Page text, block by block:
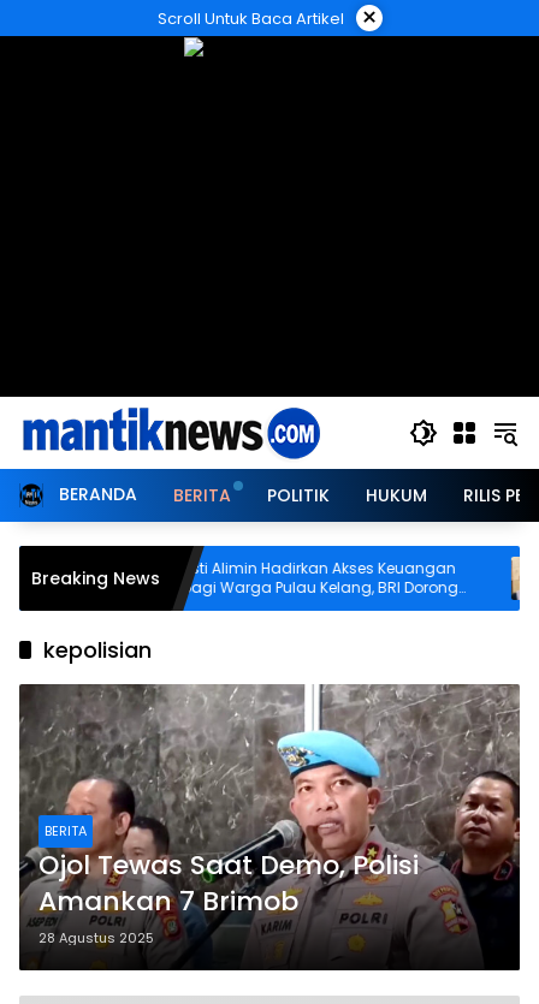
ke
Scroll Untuk Baca Artikel ×
BERANDA BERITA POLITIK HUKUM RILIS
Breaking News
dan
Asti Alimin Hadirkan Akses Keuangan
bagi Warga Pulau Kelang, BRI Dorong
Inklusi hingga Wilayah Kepulauan
kepolisian
BERITA
Ojol Tewas Saat Demo, Polisi
Amankan 7 Brimob
28 Agustus 2025